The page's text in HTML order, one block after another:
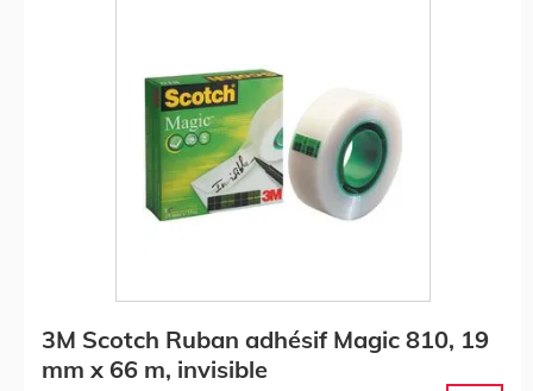
3M Scotch Ruban adhésif Magic 810, 19
mm x 66 m, invisible